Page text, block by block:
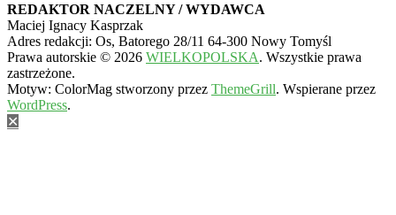
REDAKTOR NACZELNY / WYDAWCA
Maciej Ignacy Kasprzak
Adres redakcji: Os, Batorego 28/11 64-300 Nowy Tomyśl
Prawa autorskie © 2026 WIELKOPOLSKA. Wszystkie prawa
zastrzeżone.
Motyw: ColorMag stworzony przez ThemeGrill. Wspierane przez
WordPress.
✕